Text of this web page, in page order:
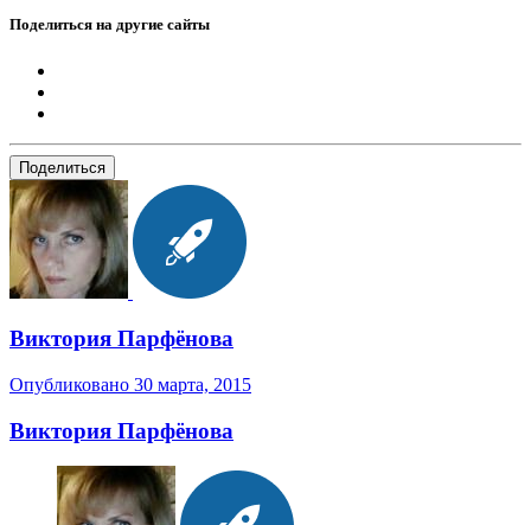
Поделиться на другие сайты
Поделиться
Виктория Парфёнова
Опубликовано 30 марта, 2015
Виктория Парфёнова